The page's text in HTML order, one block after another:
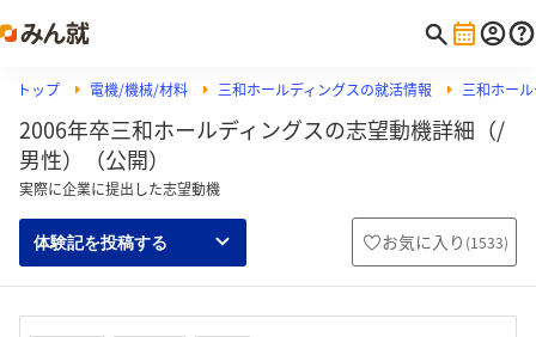
トップ 電機/機械/材料 三和ホールディングスの就活情報 三和ホー
2006年卒三和ホールディングスの志望動機詳細（/
男性）（公開）
実際に企業に提出した志望動機
体験記を投稿する お気に入り (1533)